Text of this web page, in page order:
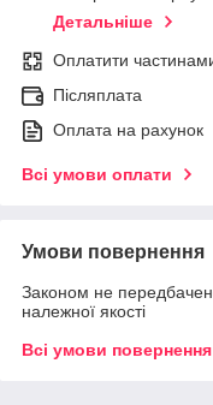
Детальніше
Оплатити
Післяплата
Оплата на рахунок
Всі умови оплати
Умови повернення
Законом не
належної якості
Всі умови повернення